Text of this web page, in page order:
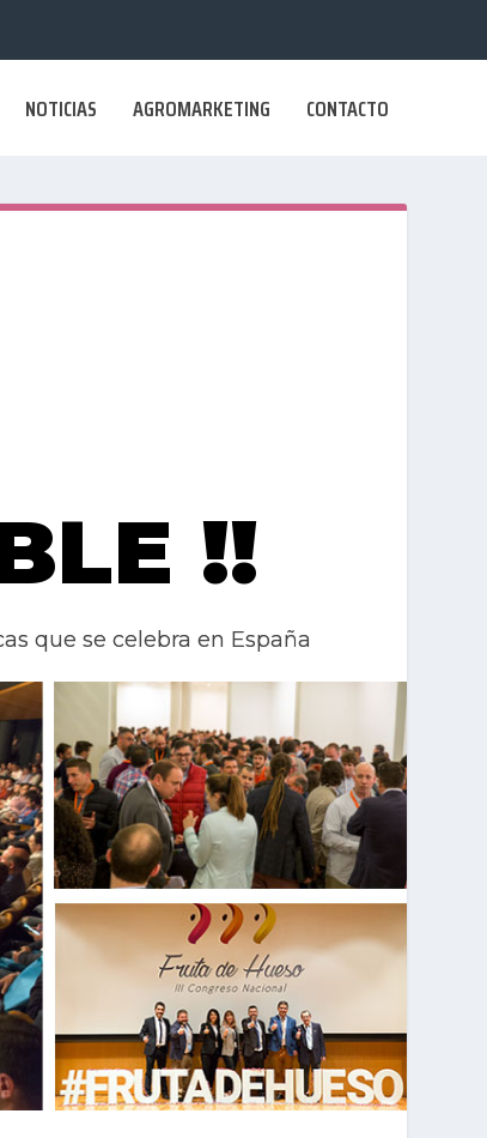
NOTICIAS AGROMARKETING CONTACTO
!!
que se celebra en España